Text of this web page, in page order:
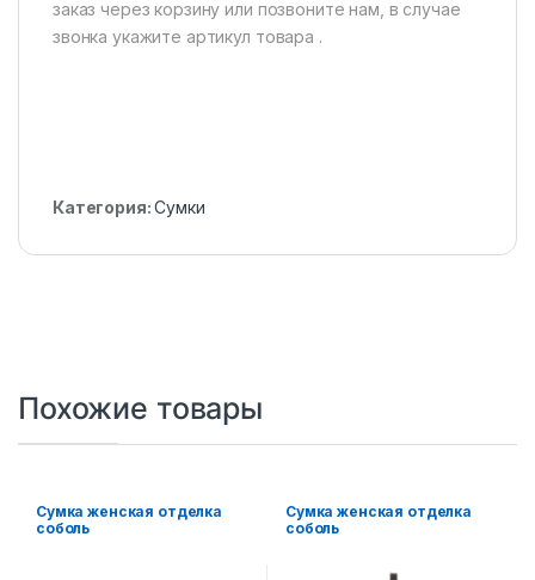
заказ через корзину или позвоните нам, в случае
звонка укажите артикул товара .
Категория:Сумки
Похожие товары
Сумка женская отделка
соболь
Сумка женская отделка
соболь